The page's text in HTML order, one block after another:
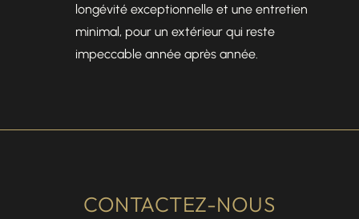
longévité exceptionnelle et une entretien
minimal, pour un extérieur qui reste
impeccable année après année.
CONTACTEZ-NOUS